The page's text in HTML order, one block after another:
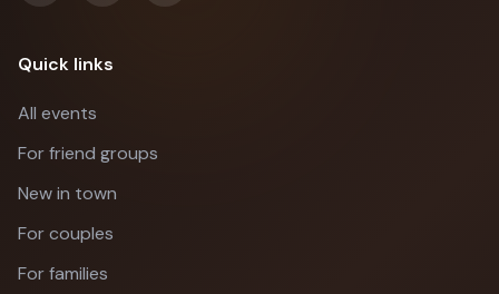
Quick links
All events
For friend groups
New in town
For couples
For families